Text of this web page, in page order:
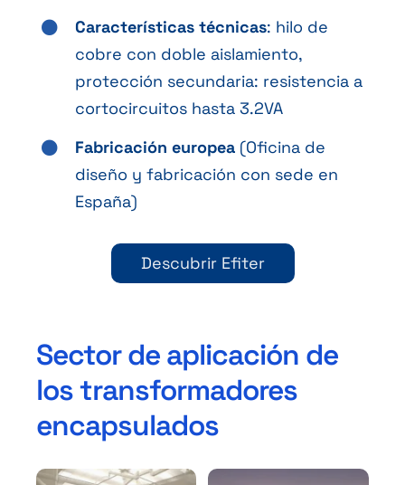
Características técnicas: hilo de
cobre con doble aislamiento,
protección secundaria: resistencia a
cortocircuitos hasta 3.2VA
Fabricación europea (Oficina de
diseño y fabricación con sede en
España)
Descubrir Efiter
Sector de aplicación de
los transformadores
encapsulados